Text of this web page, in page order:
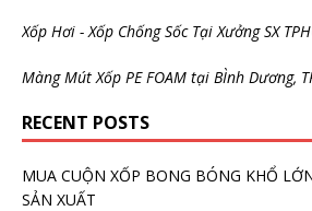
Xốp Hơi - Xốp Chống Sốc Tại Xưởng SX
Màng Mút Xốp PE FOAM tại BÌnh Dương,
RECENT POSTS
MUA CUỘN XỐP BONG BÓNG KHỔ
SẢN XUẤT